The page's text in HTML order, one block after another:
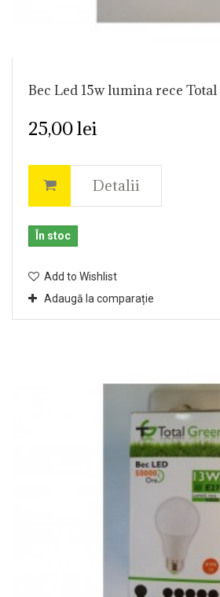
Bec Led 15w lumina rece Total
25,00 lei
Detalii
În stoc
Add to Wishlist
Adaugă la comparație